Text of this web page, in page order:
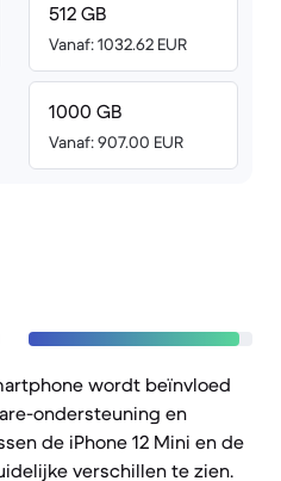
512 GB
Vanaf: 1032.62 EUR
1000 GB
Vanaf: 907.00 EUR
wordt beïnvloed
ondersteuning en
de iPhone 12 Mini en de
verschillen te zien.